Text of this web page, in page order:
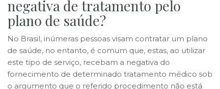
negativa de tratamento pelo
plano de saúde?
No Brasil, inúmeras pessoas visam contratar um plano
de saúde, no entanto, é comum que, estas, ao utilizar
este tipo de serviço, recebam a negativa do
fornecimento de determinado tratamento médico sob
o argumento que o referido procedimento não está